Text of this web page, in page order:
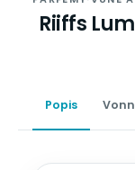
Riiffs
Popis